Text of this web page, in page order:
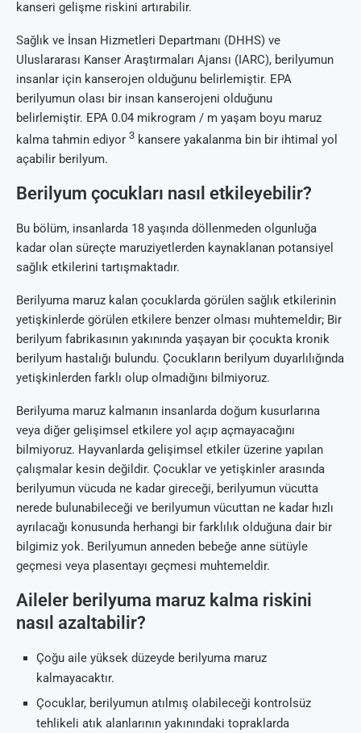
kanseri gelişme riskini artırabilir.
Sağlık ve İnsan Hizmetleri Departmanı (DHHS) ve
Uluslararası Kanser Araştırmaları Ajansı (IARC), berilyumun
insanlar için kanserojen olduğunu belirlemiştir. EPA
berilyumun olası bir insan kanserojeni olduğunu
belirlemiştir. EPA 0.04 mikrogram / m yaşam boyu maruz
kalma tahmin ediyor 3 kansere yakalanma bin bir ihtimal yol
açabilir berilyum.
Berilyum çocukları nasıl etkileyebilir?
Bu bölüm, insanlarda 18 yaşında döllenmeden olgunluğa
kadar olan süreçte maruziyetlerden kaynaklanan potansiyel
sağlık etkilerini tartışmaktadır.
Berilyuma maruz kalan çocuklarda görülen sağlık etkilerinin
yetişkinlerde görülen etkilere benzer olması muhtemeldir; Bir
berilyum fabrikasının yakınında yaşayan bir çocukta kronik
berilyum hastalığı bulundu. Çocukların berilyum duyarlılığında
yetişkinlerden farklı olup olmadığını bilmiyoruz.
Berilyuma maruz kalmanın insanlarda doğum kusurlarına
veya diğer gelişimsel etkilere yol açıp açmayacağını
bilmiyoruz. Hayvanlarda gelişimsel etkiler üzerine yapılan
çalışmalar kesin değildir. Çocuklar ve yetişkinler arasında
berilyumun vücuda ne kadar gireceği, berilyumun vücutta
nerede bulunabileceği ve berilyumun vücuttan ne kadar hızlı
ayrılacağı konusunda herhangi bir farklılık olduğuna dair bir
bilgimiz yok. Berilyumun anneden bebeğe anne sütüyle
geçmesi veya plasentayı geçmesi muhtemeldir.
Aileler berilyuma maruz kalma riskini
nasıl azaltabilir?
Çoğu aile yüksek düzeyde berilyuma maruz
kalmayacaktır.
Çocuklar, berilyumun atılmış olabileceği kontrolsüz
tehlikeli atık alanlarının yakınındaki topraklarda